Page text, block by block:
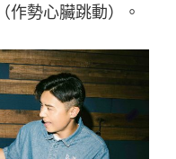
作勢心臟跳動）。